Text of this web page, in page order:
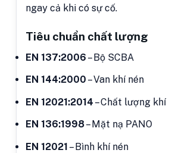
ngay cả khi có sự cố.
Tiêu chuẩn chất lượng
EN 137:2006 – Bộ SCBA
EN 144:2000 – Van khí nén
EN 12021:2014 – Chất lượng khí
EN 136:1998– Mặt nạ PANO
EN 12021 – Bình khí nén